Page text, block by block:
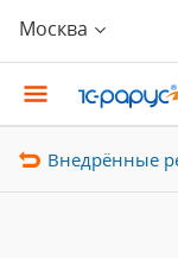
Москва
Внедрённые